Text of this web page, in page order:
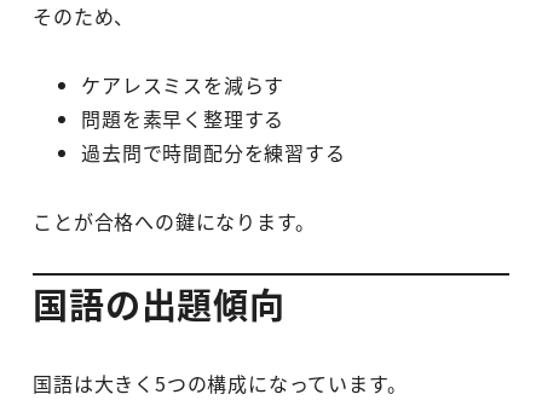
そのため、
ケアレスミスを減らす
問題を素早く整理する
過去問で時間配分を練習する
ことが合格への鍵になります。
国語の出題傾向
国語は大きく5つの構成になっています。